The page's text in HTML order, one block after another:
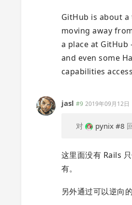
GitHub is about
moving away
a place at GitHub
and even some
capabilities
jasl #9 2019年09月12日
对 pynix #8
这里面没有 Rails
有。
另外通过可以逆向